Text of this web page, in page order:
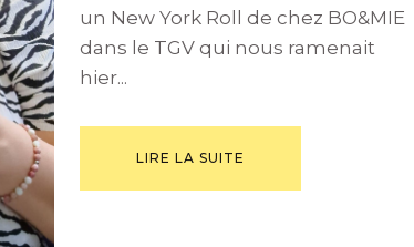
un New York Roll de chez BO&MIE
dans le TGV qui nous ramenait
hier...
LIRE LA SUITE